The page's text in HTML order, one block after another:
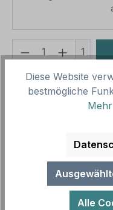
Produkt 1
Produktnummer:
Vorlagenummer:
Parkplatzgelände gilt
Kombinationsschild
Diese Website
bestmögliche
Alle